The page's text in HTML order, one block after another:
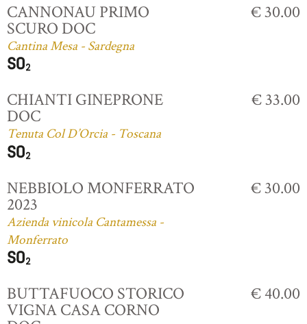
CANNONAU PRIMO
SCURO DOC
Cantina Mesa - Sardegna
€ 30.00
CHIANTI GINEPRONE
DOC
Tenuta Col D’Orcia - Toscana
€ 33.00
NEBBIOLO MONFERRATO
2023
Azienda vinicola Cantamessa -
Monferrato
€ 30.00
BUTTAFUOCO STORICO
VIGNA CASA CORNO
€ 40.00